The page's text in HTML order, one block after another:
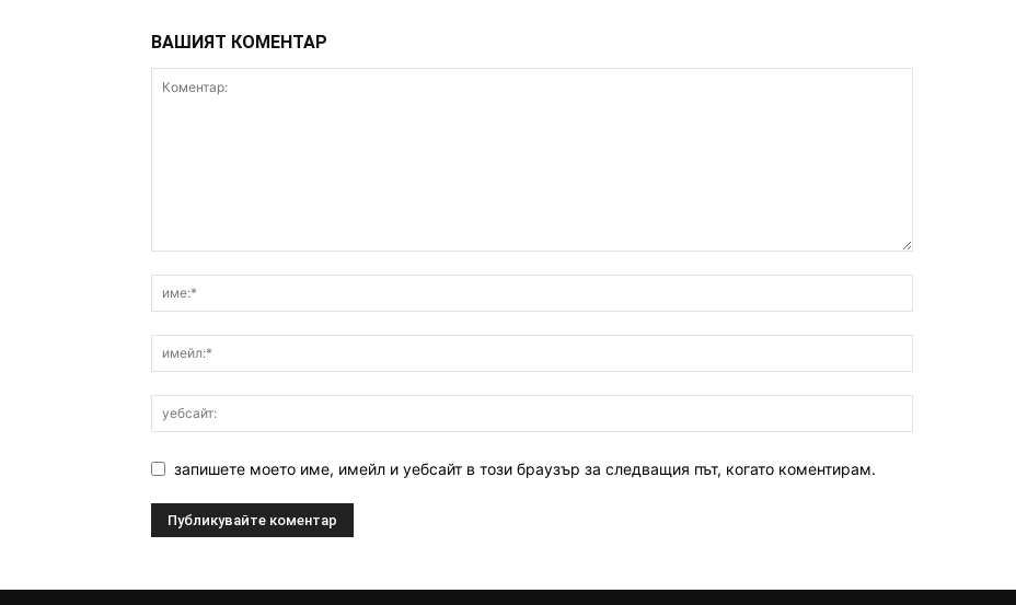
ВАШИЯТ КОМЕНТАР
запишете моето име, имейл и уебсайт в този браузър за следващия път, когато коментирам.